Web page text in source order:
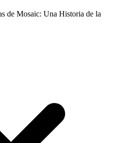
de Mosaic: Una Historia de la